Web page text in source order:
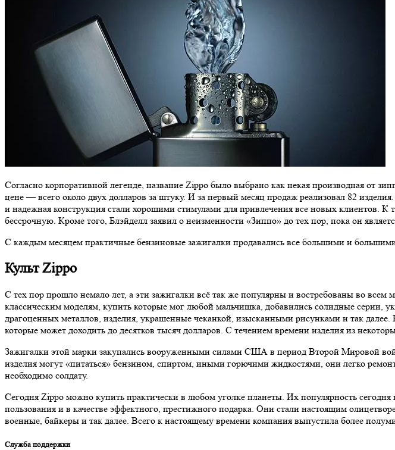
Согласно корпоративной легенде, название Zippo было выбрано как некая производная от
цене — всего около двух долларов за штуку. И за первый месяц продаж реализовал 82
и надежная конструкция стали хорошими стимулами для привлечения все новых
бессрочную. Кроме того, Блэйделл заявил о неизменности «Зиппо» до тех пор, пока он
С каждым месяцем практичные бензиновые зажигалки продавались все большими и
Культ Zippo
С тех пор прошло немало лет, а эти зажигалки всё так же популярны и востребованы во
классическим моделям, купить которые мог любой мальчишка, добавились солидные
драгоценных металлов, изделия, украшенные чеканкой, изысканными рисунками и так
которые может доходить до десятков тысяч долларов. С течением времени изделия из
Зажигалки этой марки закупались вооруженными силами США в период Второй Мировой
изделия могут «питаться» бензином, спиртом, иными горючими жидкостями, они легко
необходимо солдату.
Сегодня Zippo можно купить практически в любом уголке планеты. Их популярность
пользования и в качестве эффектного, престижного подарка. Они стали настоящим
военные, байкеры и так далее. Всего к настоящему времени компания выпустила более
Служба поддержки